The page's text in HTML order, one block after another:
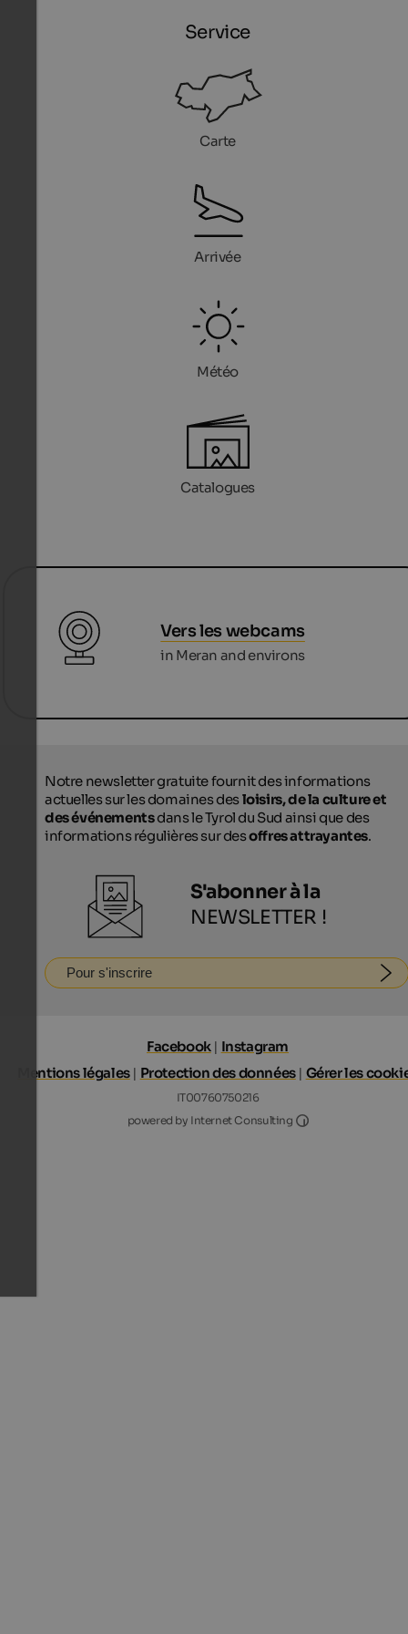
Service
Carte
Arrivée
Météo
Catalogues
Vers les webcams
in Meran and environs
Notre newsletter gratuite fournit des informations
actuelles sur les domaines desloisirs, de la culture et
des événementsdans le Tyrol du Sud ainsi que des
informations régulières sur desoffres attrayantes.
S'abonner à la
NEWSLETTER !
Pour s'inscrire
Facebook| Instagram
Mentions légales| Protection des données| Gérer les
IT00760750216
powered by Internet Consulting
Internet